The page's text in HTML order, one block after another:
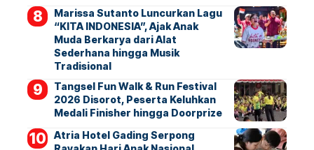
Marissa Sutanto Luncurkan Lagu
“KITA INDONESIA”, Ajak Anak
Muda Berkarya dari Alat
Sederhana hingga Musik
Tradisional
Tangsel Fun Walk & Run Festival
2026 Disorot, Peserta Keluhkan
Medali Finisher hingga Doorprize
Atria Hotel Gading Serpong